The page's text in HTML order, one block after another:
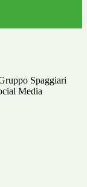
Spaggiari
Media